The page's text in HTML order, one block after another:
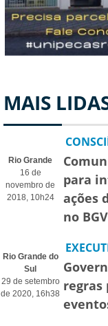
MAIS
Rio Grande
16 de
novembro de
2018, 10h24
para
ações
no
Rio Grande do
Sul
29 de setembro
de 2020, 16h38
regras